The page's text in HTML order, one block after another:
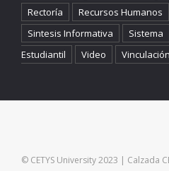
Rectoría
Recursos Humanos
Sintesis Informativa
Sistema
Estudiantil
Video Vinculación
© CETYS University 2023 | Calzada